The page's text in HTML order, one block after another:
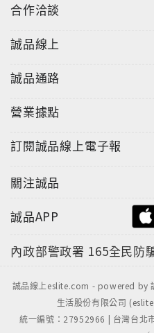
合作洽談
誠品線上
誠品通路
營業據點
訂閱誠品線上電子報
關注誠品
誠品APP
內政部警政署 165全民防
誠品線上eslite.com - powered by
生活股份有限公司
統一編號：27952966 | 台灣台北